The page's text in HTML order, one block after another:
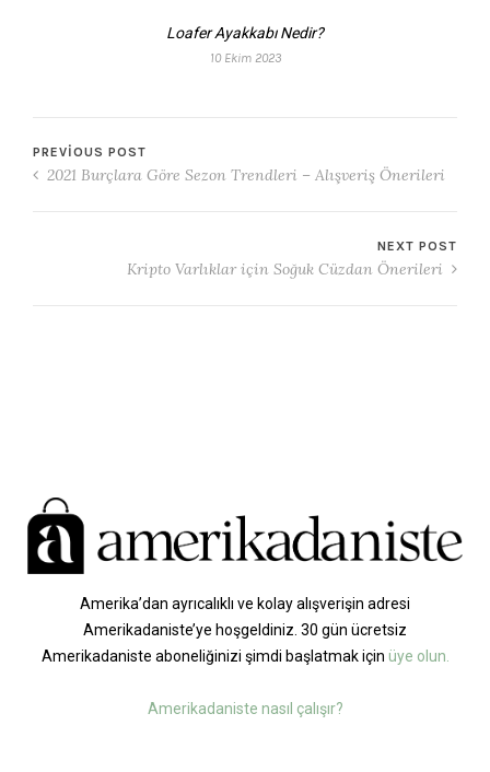
Loafer Ayakkabı Nedir?
10 Ekim 2023
PREVIOUS POST
2021 Burçlara Göre Sezon Trendleri – Alışveriş Önerileri
NEXT POST
Kripto Varlıklar için Soğuk Cüzdan Önerileri
Amerika’dan ayrıcalıklı ve kolay alışverişin adresi
Amerikadaniste’ye hoşgeldiniz. 30 gün ücretsiz
Amerikadaniste aboneliğinizi şimdi başlatmak için üye olun.
Amerikadaniste nasıl çalışır?